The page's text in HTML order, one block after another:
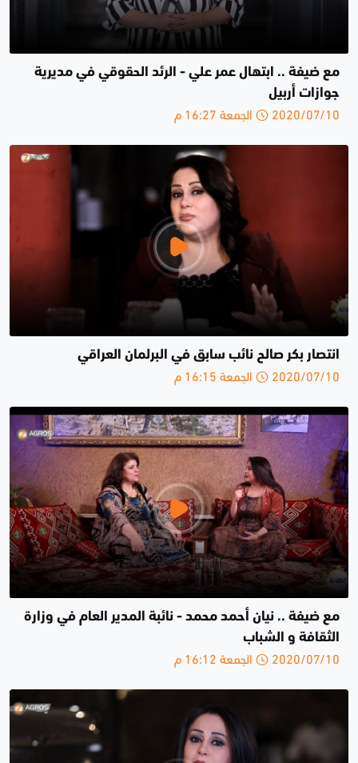
مع ضيفة .. ابتهال عمر علي - الرئد الحقوقي في مديرية
جوازات أربيل
2020/07/10 الجمعة 16:27 م
انتصار بكر صالح نائب سابق في البرلمان العراقي
2020/07/10 الجمعة 16:15 م
مع ضيفة .. نيان أحمد محمد - نائبة المدير العام في وزارة
الثقافة و الشباب
2020/07/10 الجمعة 16:12 م